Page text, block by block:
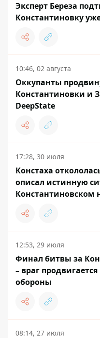
Эксперт Береза
Константиновку
10:46, 02 августа
Оккупанты
Константиновки и
DeepState
17:28, 30 июля
Констаха
описал истинную
Константиновском
12:53, 29 июля
Финал битвы за
– враг
обороны
08:14, 27 июля